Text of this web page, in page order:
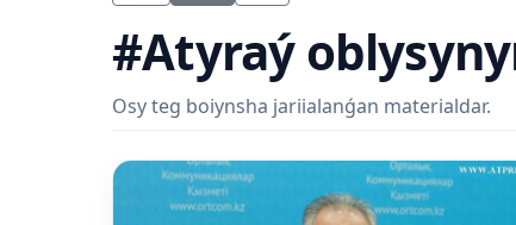
#Atyraý
Osy teg boiynsha jariialanǵan materialdar.